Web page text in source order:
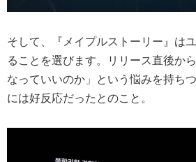
そして、『メイプルストーリー』は
ることを選びます。リリース直後か
なっていいのか」という悩みを持ち
には好反応だったとのこと。